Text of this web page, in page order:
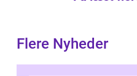
Flere Nyheder